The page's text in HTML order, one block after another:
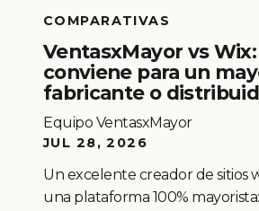
COMPARATIVAS
VentasxMayor vs
conviene para un
fabricante o
Equipo VentasxMayor
JUL 28, 2026
Un excelente creador de sitios
una plataforma 100%